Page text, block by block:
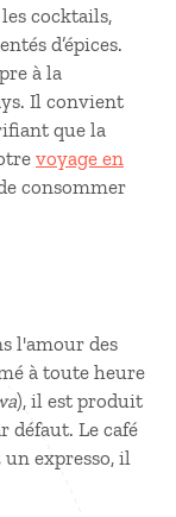
cocktails,
d’épices.
à la
Il convient
que la
voyage en
consommer
l'amour des
à toute heure
), il est produit
défaut. Le café
expresso, il